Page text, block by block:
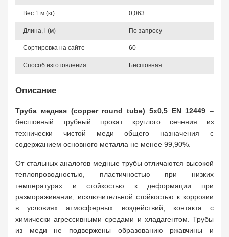
Вес 1 м (кг) 0,063
Длина, l (м) По запросу
Сортировка на сайте 60
Способ изготовления Бесшовная
Описание
Труба медная (copper round tube) 5x0,5 EN 12449 –
бесшовный трубный прокат круглого сечения из
технически чистой меди общего назначения с
содержанием основного металла не менее 99,90%.
От стальных аналогов медные трубы отличаются высокой
теплопроводностью, пластичностью при низких
температурах и стойкостью к деформации при
размораживании, исключительной стойкостью к коррозии
в условиях атмосферных воздействий, контакта с
химически агрессивными средами и хладагентом. Трубы
из меди не подвержены образованию ржавчины и